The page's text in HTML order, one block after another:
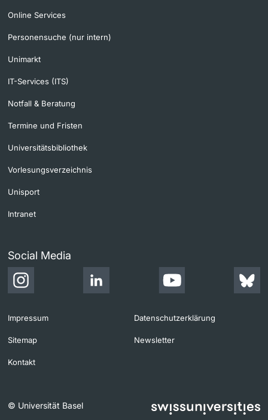
Online Services
Personensuche (nur intern)
Unimarkt
IT-Services (ITS)
Notfall & Beratung
Termine und Fristen
Universitätsbibliothek
Vorlesungsverzeichnis
Unisport
Intranet
Social Media
Impressum Datenschutzerklärung
Sitemap Newsletter
Kontakt
© Universität Basel